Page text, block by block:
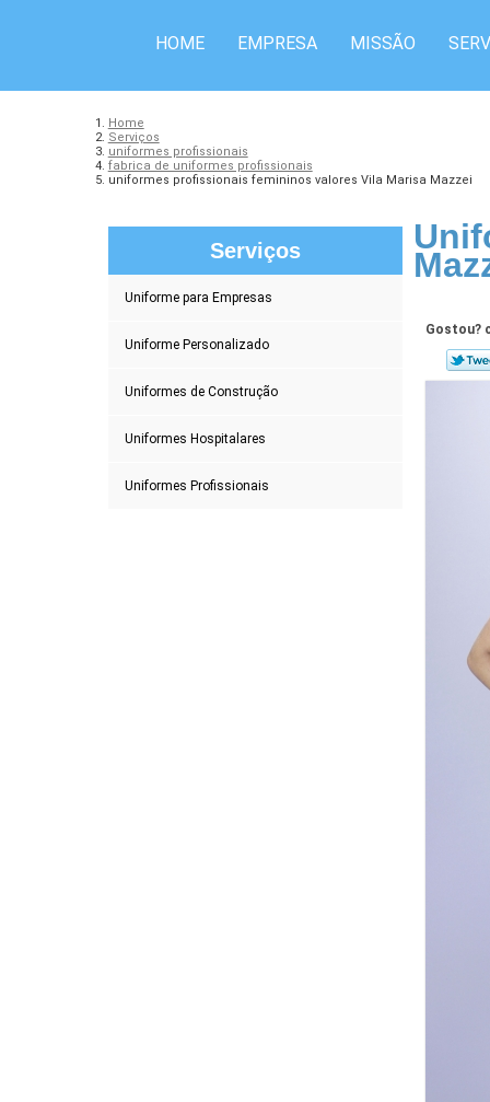
HOME EMPRESA MISSÃO
Home
Serviços
uniformes profissionais
fabrica de uniformes profissionais
uniformes profissionais femininos valores Vila Marisa Mazzei
Serviços
Uniforme para Empresas
Uniforme Personalizado
Uniformes de Construção
Uniformes Hospitalares
Uniformes Profissionais
Gostou?